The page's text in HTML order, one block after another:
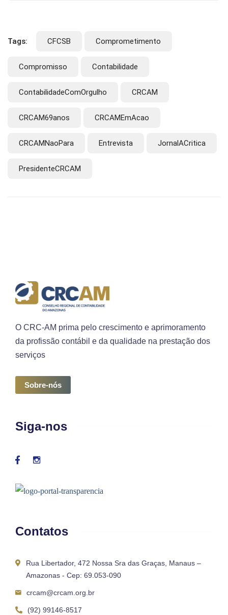
Tags: CFCSB Comprometimento
Compromisso Contabilidade
ContabilidadeComOrgulho CRCAM
CRCAM69anos CRCAMEmAcao
CRCAMNaoPara Entrevista JornalACritica
PresidenteCRCAM
O CRC-AM prima pelo crescimento e aprimoramento
da profissão contábil e da qualidade na prestação dos
serviços
Sobre-nós
Siga-nos
Contatos
Rua Libertador, 472 Nossa Sra das Graças, Manaus –
Amazonas - Cep: 69.053-090
crcam@crcam.org.br
(92) 99146-8517